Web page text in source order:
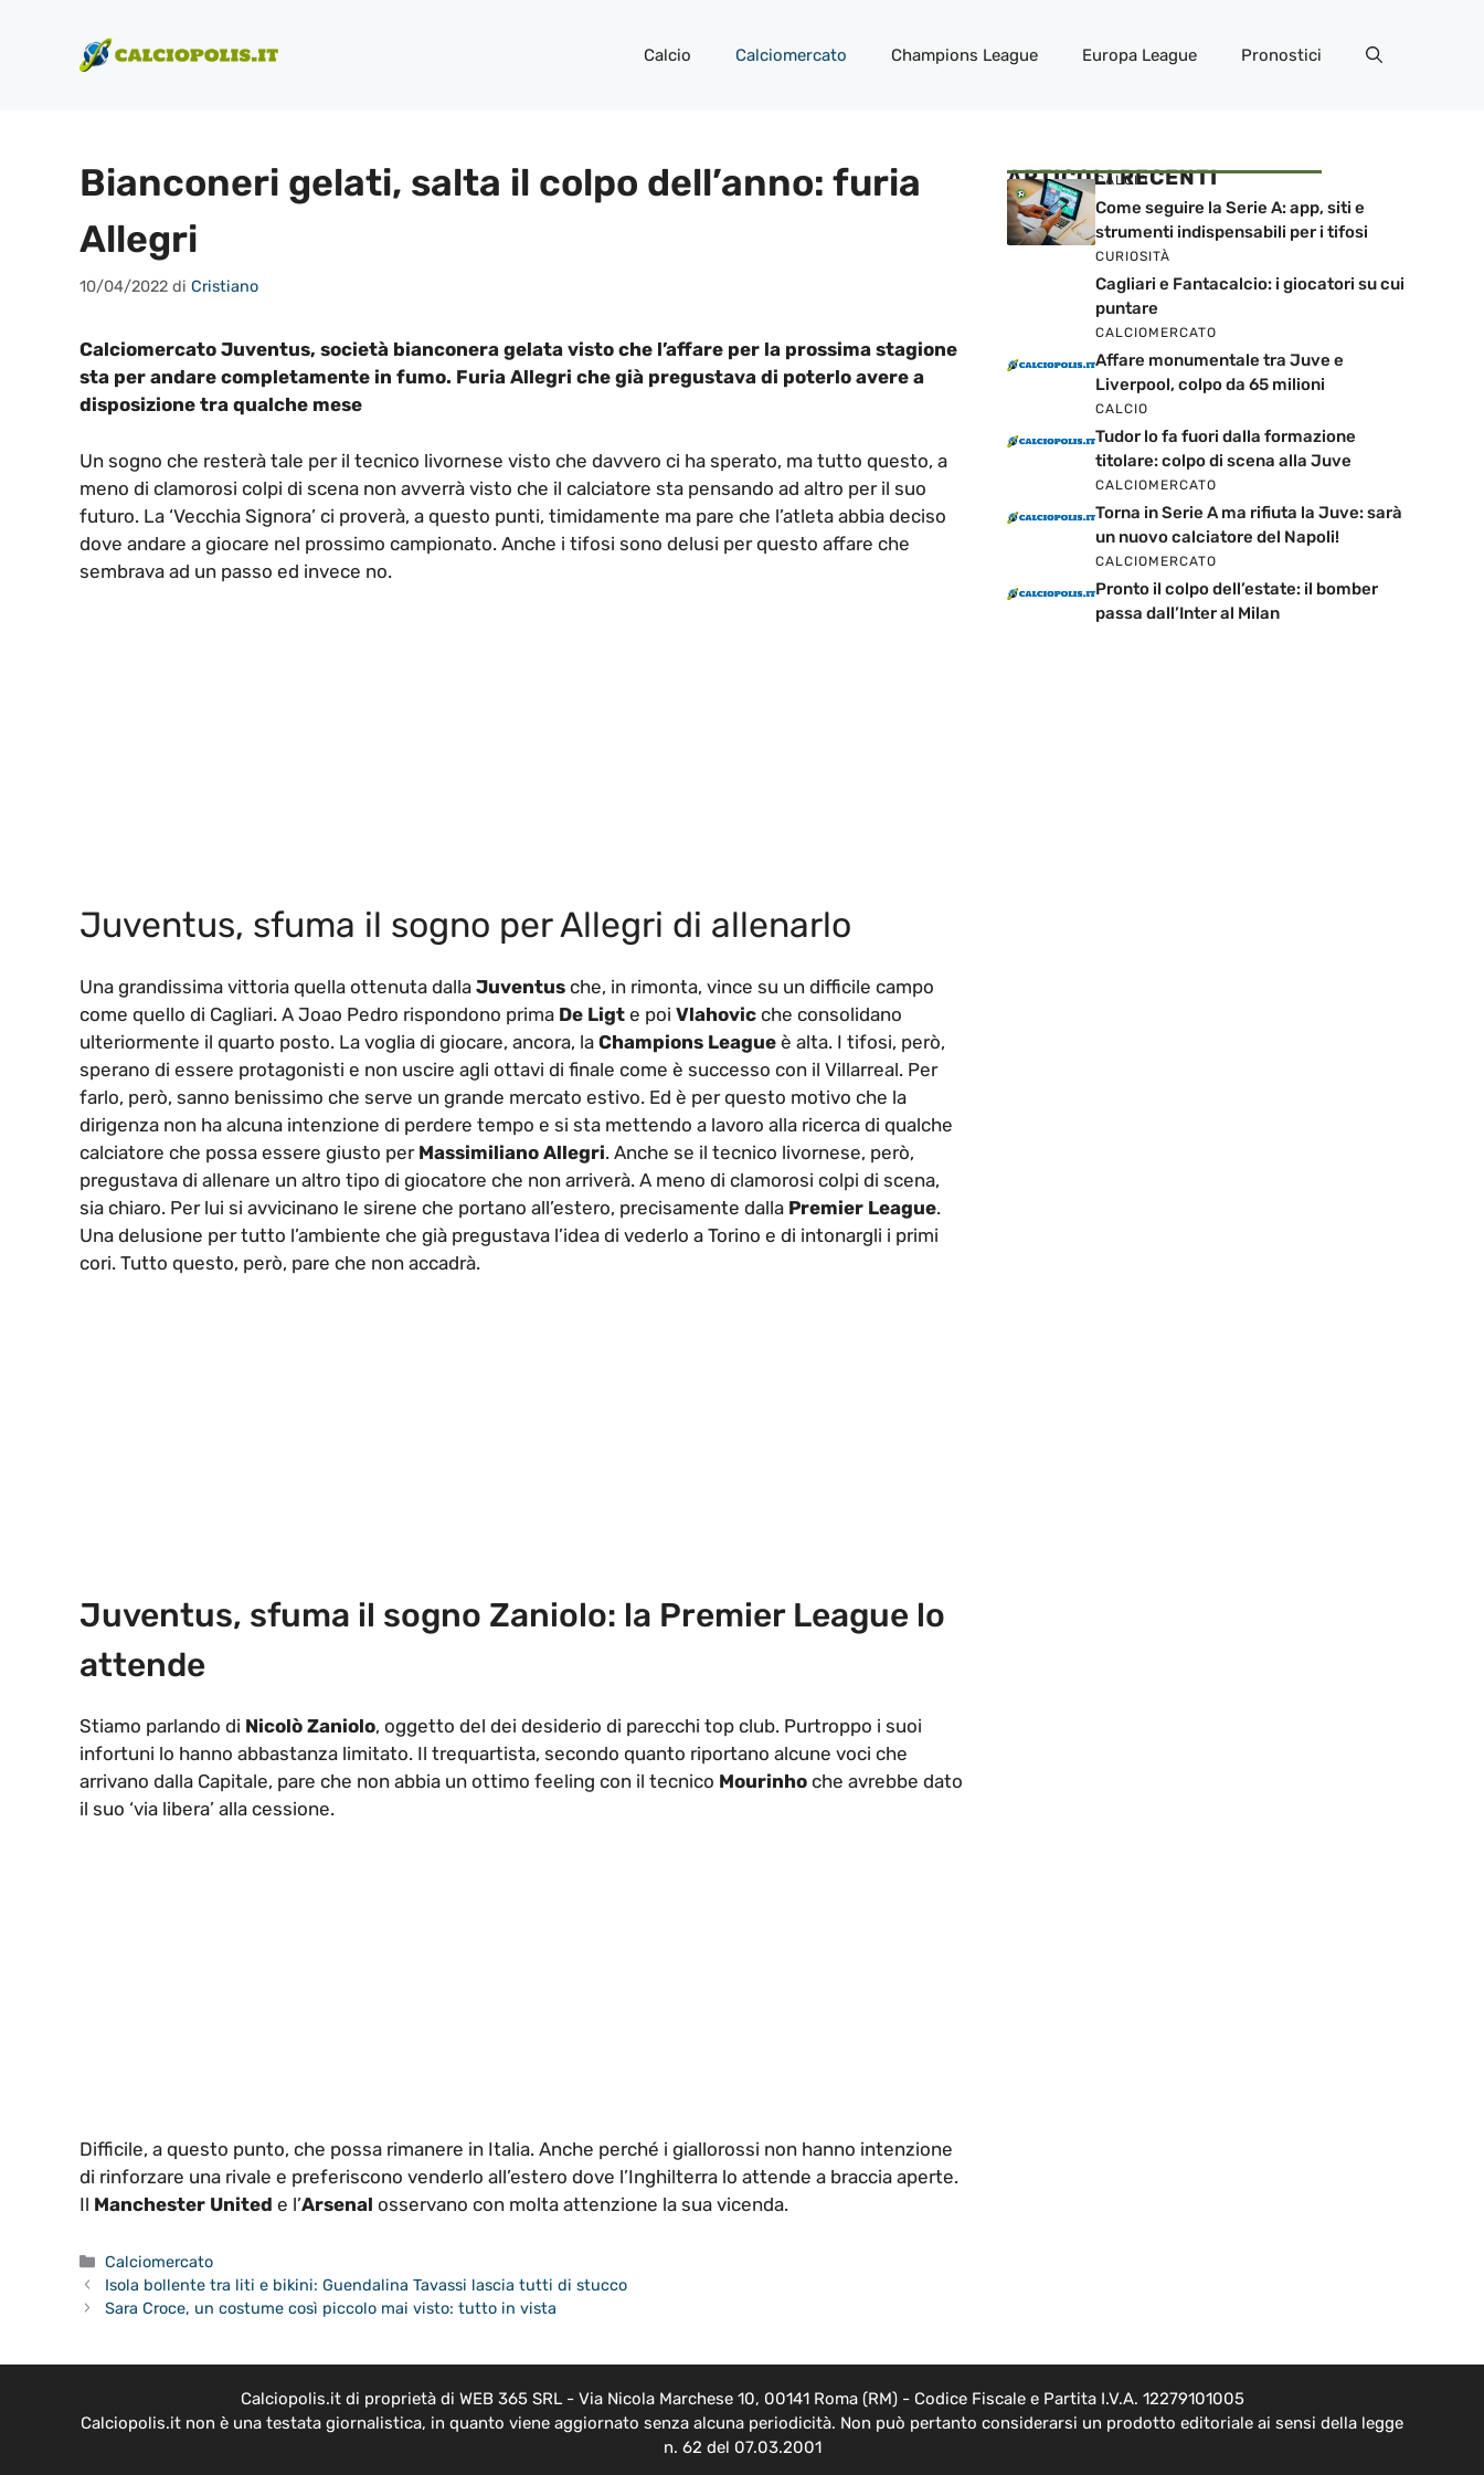
contenuto
Calcio Calciomercato Champions League Europa League Pronostici
Bianconeri gelati, salta il colpo dell’anno: furia
Allegri
10/04/2022 di Cristiano
Calciomercato Juventus, società bianconera gelata visto che l’affare per la prossima stagione
sta per andare completamente in fumo. Furia Allegri che già pregustava di poterlo avere a
disposizione tra qualche mese
Un sogno che resterà tale per il tecnico livornese visto che davvero ci ha sperato, ma tutto questo, a
meno di clamorosi colpi di scena non avverrà visto che il calciatore sta pensando ad altro per il suo
futuro. La ‘Vecchia Signora’ ci proverà, a questo punti, timidamente ma pare che l’atleta abbia deciso
dove andare a giocare nel prossimo campionato. Anche i tifosi sono delusi per questo affare che
sembrava ad un passo ed invece no.
Juventus, sfuma il sogno per Allegri di allenarlo
Una grandissima vittoria quella ottenuta dalla Juventus che, in rimonta, vince su un difficile campo
come quello di Cagliari. A Joao Pedro rispondono prima De Ligt e poi Vlahovic che consolidano
ulteriormente il quarto posto. La voglia di giocare, ancora, la Champions League è alta. I tifosi, però,
sperano di essere protagonisti e non uscire agli ottavi di finale come è successo con il Villarreal. Per
farlo, però, sanno benissimo che serve un grande mercato estivo. Ed è per questo motivo che la
dirigenza non ha alcuna intenzione di perdere tempo e si sta mettendo a lavoro alla ricerca di qualche
calciatore che possa essere giusto per Massimiliano Allegri. Anche se il tecnico livornese, però,
pregustava di allenare un altro tipo di giocatore che non arriverà. A meno di clamorosi colpi di scena,
sia chiaro. Per lui si avvicinano le sirene che portano all’estero, precisamente dalla Premier League.
Una delusione per tutto l’ambiente che già pregustava l’idea di vederlo a Torino e di intonargli i primi
cori. Tutto questo, però, pare che non accadrà.
Juventus, sfuma il sogno Zaniolo: la Premier League lo
attende
Stiamo parlando di Nicolò Zaniolo, oggetto del dei desiderio di parecchi top club. Purtroppo i suoi
infortuni lo hanno abbastanza limitato. Il trequartista, secondo quanto riportano alcune voci che
arrivano dalla Capitale, pare che non abbia un ottimo feeling con il tecnico Mourinho che avrebbe dato
il suo ‘via libera’ alla cessione.
Difficile, a questo punto, che possa rimanere in Italia. Anche perché i giallorossi non hanno intenzione
di rinforzare una rivale e preferiscono venderlo all’estero dove l’Inghilterra lo attende a braccia aperte.
Il Manchester United e l’Arsenal osservano con molta attenzione la sua vicenda.
Categorie
Calciomercato
Isola bollente tra liti e bikini: Guendalina Tavassi lascia tutti di stucco
Sara Croce, un costume così piccolo mai visto: tutto in vista
ARTICOLI RECENTI
CALCIO
Come seguire la Serie A: app, siti e
strumenti indispensabili per i tifosi
CURIOSITÀ
Cagliari e Fantacalcio: i giocatori su cui
puntare
CALCIOMERCATO
Affare monumentale tra Juve e
Liverpool, colpo da 65 milioni
CALCIO
Tudor lo fa fuori dalla formazione
titolare: colpo di scena alla Juve
CALCIOMERCATO
Torna in Serie A ma rifiuta la Juve: sarà
un nuovo calciatore del Napoli!
CALCIOMERCATO
Pronto il colpo dell’estate: il bomber
passa dall’Inter al Milan
Calciopolis.it di proprietà di WEB 365 SRL - Via Nicola Marchese 10, 00141 Roma (RM) - Codice Fiscale e Partita I.V.A. 12279101005
Calciopolis.it non è una testata giornalistica, in quanto viene aggiornato senza alcuna periodicità. Non può pertanto considerarsi un prodotto editoriale ai sensi della legge
n. 62 del 07.03.2001